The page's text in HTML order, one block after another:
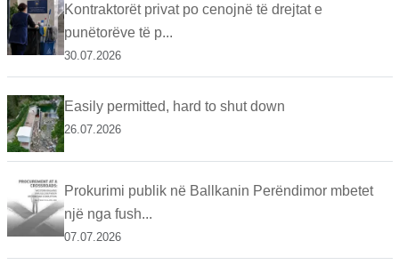
Kontraktorët privat po cenojnë të drejtat e
punëtorëve të p...
30.07.2026
Easily permitted, hard to shut down
26.07.2026
Prokurimi publik në Ballkanin Perëndimor mbetet
një nga fush...
07.07.2026